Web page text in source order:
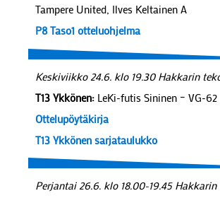
Tampere United, Ilves Keltainen A
P8 Taso1 otteluohjelma
Keskiviikko 24.6. klo 19.30 Hakkarin
T13 Ykkönen: LeKi-futis Sininen – VG-
Ottelupöytäkirja
T13 Ykkönen sarjataulukko
Perjantai 26.6. klo 18.00-19.45